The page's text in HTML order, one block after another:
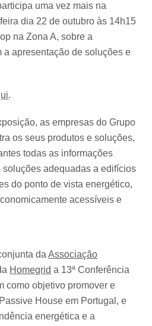
uma vez mais na
dia 22 de outubro às 14h15
na Zona A, sobre a
a apresentação de soluções e
.
as empresas do Grupo
os seus produtos e soluções,
todas as informações
adequadas a edifícios
do ponto de vista energético,
acessíveis e
daAssociação
Homegrid a 13ª Conferência
como objetivo promover e
House em Portugal, e
energética e a